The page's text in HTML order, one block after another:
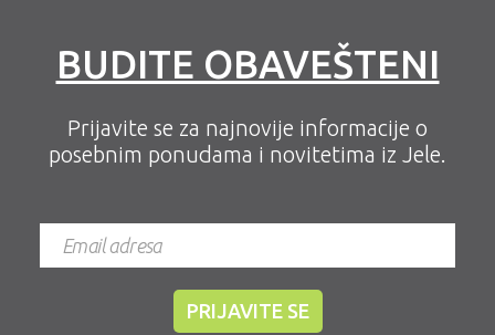
BUDITE OBAVEŠTENI
Prijavite se za najnovije informacije o
posebnim ponudama i novitetima iz Jele.